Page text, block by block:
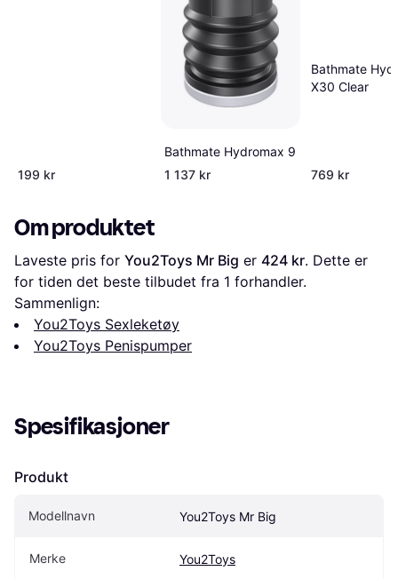
199 kr
Bathmate Hydromax 9
1 137 kr
Bathmate
X30 Clear
769 kr
Om produktet
Laveste pris for You2Toys Mr Big er 424 kr. Dette er
for tiden det beste tilbudet fra 1 forhandler.
Sammenlign:
You2Toys Sexleketøy
You2Toys Penispumper
Spesifikasjoner
Produkt
Modellnavn You2Toys Mr Big
Merke You2Toys